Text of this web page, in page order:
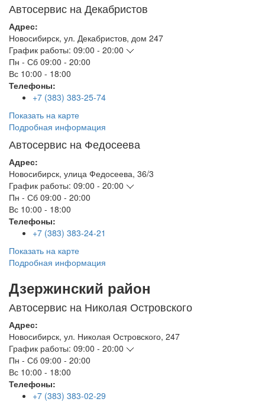
Автосервис на Декабристов
Адрес:
Новосибирск, ул. Декабристов, дом 247
График работы: 09:00 - 20:00
Пн - Сб 09:00 - 20:00
Вс 10:00 - 18:00
Телефоны:
+7 (383) 383-25-74
Показать на карте
Подробная информация
Автосервис на Федосеева
Адрес:
Новосибирск, улица Федосеева, 36/3
График работы: 09:00 - 20:00
Пн - Сб 09:00 - 20:00
Вс 10:00 - 18:00
Телефоны:
+7 (383) 383-24-21
Показать на карте
Подробная информация
Дзержинский район
Автосервис на Николая Островского
Адрес:
Новосибирск, ул. Николая Островского, 247
График работы: 09:00 - 20:00
Пн - Сб 09:00 - 20:00
Вс 10:00 - 18:00
Телефоны:
+7 (383) 383-02-29